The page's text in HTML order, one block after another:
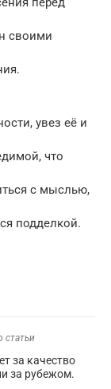
своими
увез её и
что
с мыслью,
подделкой.
статьи
за качество
за рубежом.